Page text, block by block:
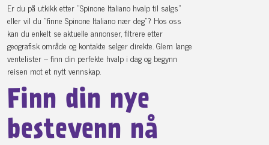
Er du på utkikk etter “Spinone Italiano hvalp til salgs"
eller vil du “finne Spinone Italiano nær deg”? Hos oss
kan du enkelt se aktuelle annonser, filtrere etter
geografisk område og kontakte selger direkte. Glem lange
ventelister – finn din perfekte hvalp i dag og begynn
reisen mot et nytt vennskap.
Finn din nye
bestevenn nå